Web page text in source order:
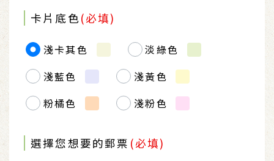
卡片底色(必填)
淺卡其色
淡綠色
淺藍色
淺黃色
粉橘色
淺粉色
選擇您想要的郵票 (必填)